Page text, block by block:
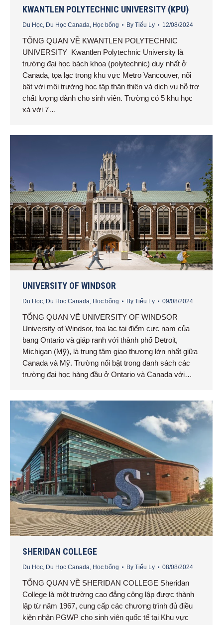
KWANTLEN POLYTECHNIC UNIVERSITY (KPU)
Du Học, Du Học Canada, Học bổng By Tiểu Ly 12/08/2024
TỔNG QUAN VỀ KWANTLEN POLYTECHNIC
UNIVERSITY Kwantlen Polytechnic University là
trường đại học bách khoa (polytechnic) duy nhất ở
Canada, tọa lạc trong khu vực Metro Vancouver, nổi
bật với môi trường học tập thân thiện và dịch vụ hỗ trợ
chất lượng dành cho sinh viên. Trường có 5 khu học
xá với 7…
UNIVERSITY OF WINDSOR
Du Học, Du Học Canada, Học bổng By Tiểu Ly 09/08/2024
TỔNG QUAN VỀ UNIVERSITY OF WINDSOR
University of Windsor, tọa lạc tại điểm cực nam của
bang Ontario và giáp ranh với thành phố Detroit,
Michigan (Mỹ), là trung tâm giao thương lớn nhất giữa
Canada và Mỹ. Trường nổi bật trong danh sách các
trường đại học hàng đầu ở Ontario và Canada với…
SHERIDAN COLLEGE
Du Học Du Học Canada Học bổng By Tiểu Ly 08/08/2024
TỔNG QUAN VỀ SHERIDAN COLLEGE Sheridan
College là một trường cao đẳng công lập được thành
lập từ năm 1967, cung cấp các chương trình đủ điều
kiện nhận PGWP cho sinh viên quốc tế tại Khu vực